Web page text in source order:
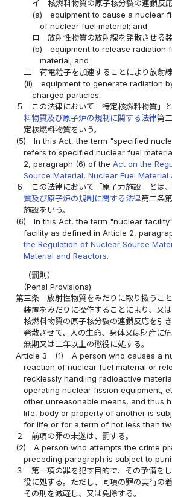
イ
核燃料物質の原子核分裂の連鎖反
(a)
equipment to cause a nuclear
of nuclear fuel material; and
ロ
放射性物質の放射線を発散させる
(b)
equipment to release radiation
material; and
二
荷電粒子を加速することにより放射
(ii)
equipment to generate radiation
charged particles.
５
この法律において「特定核燃料物質」と
料物質及び原子炉の規制に関する法律第
定核燃料物質をいう。
(5)
In this Act, the term "specified
refers to specified nuclear fuel
2, paragraph (6) of theAct on the
Source Material, Nuclear Fuel Material
６
この法律において「原子力施設」とは、
質及び原子炉の規制に関する法律第二条
施設をいう。
(6)
In this Act, the term "nuclear
facility as defined in Article 2,
the Regulation of Nuclear Source
Material and Reactors.
（罰則）
(Penal Provisions)
第三条
放射性物質をみだりに取り扱うこ
装置をみだりに操作することにより、又
核燃料物質の原子核分裂の連鎖反応を引
発散させて、人の生命、身体又は財産に
無期又は二年以上の懲役に処する。
Article 3
(1)
A person who causes a
reaction of nuclear fuel material or
recklessly handling radioactive
operating nuclear fission equipment,
other unreasonable means, and thus
life, body or property of another is
for life or for a term of not less than
２
前項の罪の未遂は、罰する。
(2)
A person who attempts the crime
preceding paragraph is subject to
３
第一項の罪を犯す目的で、その予備を
役に処する。ただし、同項の罪の実行の
その刑を減軽し、又は免除する。